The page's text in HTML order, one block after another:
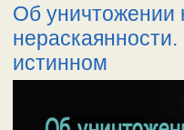
Об уничтожении
истинном